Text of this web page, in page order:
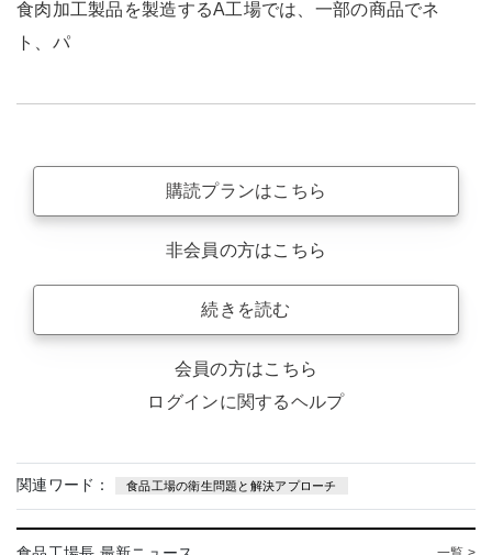
食肉加工製品を製造するA工場では、一部の商品でネ
ト、パ
購読プランはこちら
非会員の方はこちら
続きを読む
会員の方はこちら
ログインに関するヘルプ
関連ワード： 食品工場の衛生問題と解決アプローチ